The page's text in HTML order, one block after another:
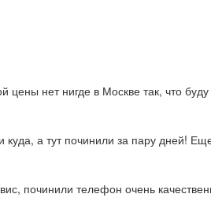
нет нигде в Москве так, что
а тут починили за пару дней!
починили телефон очень